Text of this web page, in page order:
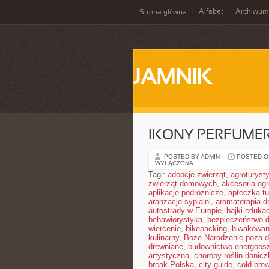
Strona główna Alfabet Archiwum
JAMNIK
IKONY
POSTED BY ADMIN POSTED
WYŁĄCZONA
Tagi: adopcje zwierząt,
zwierząt domowych, akcesoria
aplikacje podróżnicze, apteczka
aranżacje sypialni, aromaterapia
autostrady w Europie, bajki
behawiorystyka, bezpieczeństwo
wiercenie, bikepacking,
kulinarny, Boże Narodzenie poza
drewniane, budownictwo
artystyczna, choroby roślin
break Polska, city guide, cold brew